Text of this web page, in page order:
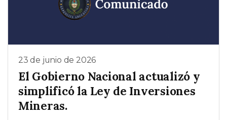
23 de junio de 2026
El Gobierno Nacional actualizó y
simplificó la Ley de Inversiones
Mineras.